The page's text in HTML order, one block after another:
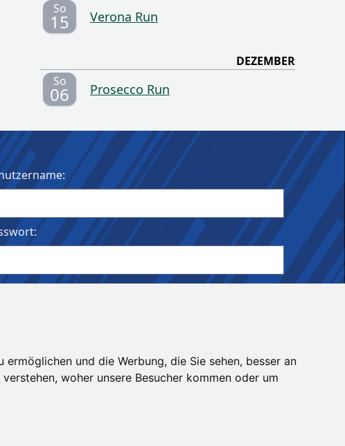
und die Werbung, die Sie sehen, besser an
woher unsere Besucher kommen oder um
So
15 Verona Run
DEZEMBER
So
06 Prosecco Run
bleiben